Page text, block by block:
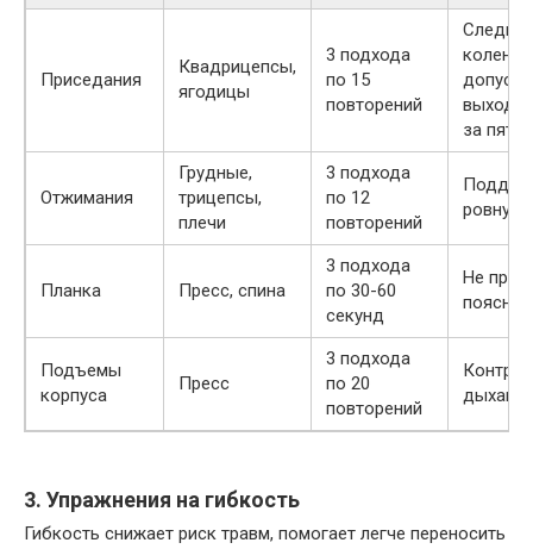
Приседания
Квадрицепсы,
ягодицы
3 подхода
по 15
повторений
выхода
за пятки
Отжимания
Грудные,
трицепсы,
плечи
3 подхода
по 12
повторений
ровную
Планка Пресс, спина
3 подхода
по 30-60
секунд
Не
Подъемы
корпуса
Пресс
3 подхода
по 20
повторений
дыхание
3. Упражнения на гибкость
Гибкость снижает риск травм, помогает легче переносить